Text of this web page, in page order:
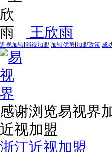
王欣雨
近视加盟 弱视加盟 加盟优势 加盟政策 成
感谢浏览易视界
近视加盟
浙江近视加盟